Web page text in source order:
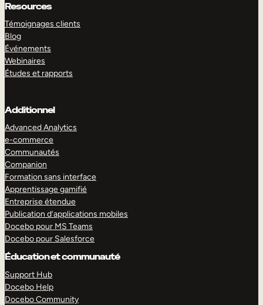
Resources
Témoignages clients
Blog
Événements
Webinaires
Études et rapports
Additionnel
Advanced Analytics
e-commerce
Communautés
Companion
Formation sans interface
Apprentissage gamifié
Entreprise étendue
Publication d’applications mobiles
Docebo pour MS Teams
Docebo pour Salesforce
Éducation et communauté
Support Hub
Docebo Help
Docebo Community